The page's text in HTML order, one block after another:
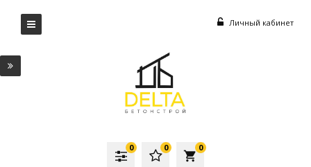
Личный кабинет
local_grocery_store
0
0
0